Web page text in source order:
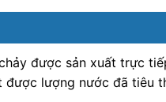
được sản xuất trực
lượng nước đã tiêu